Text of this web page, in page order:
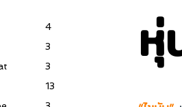
4
3
3
13
หุ่